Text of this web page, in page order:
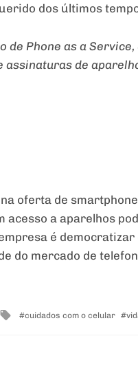
dos últimos
de Phone as a Service,
assinaturas de
oferta de
acesso a aparelhos
é democratizar
do mercado de
Tagged
cuidados com o celular